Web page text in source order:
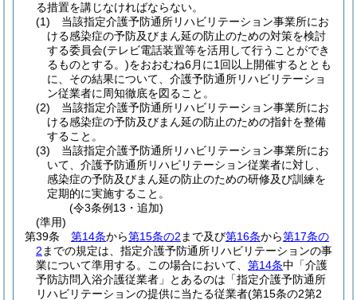
る措置を講じなければならない。
(1)
当該指定介護予防通所リハビリテーション事業所にお
ける感染症の予防及びまん延の防止のための対策を検討
する委員会(テレビ電話装置等を活用して行うことができ
るものとする。)をおおむね6月に1回以上開催するととも
に、その結果について、介護予防通所リハビリテーショ
ン従業者に周知徹底を図ること。
(2)
当該指定介護予防通所リハビリテーション事業所にお
ける感染症の予防及びまん延の防止のための指針を整備
すること。
(3)
当該指定介護予防通所リハビリテーション事業所にお
いて、介護予防通所リハビリテーション従業者に対し、
感染症の予防及びまん延の防止のための研修及び訓練を
定期的に実施すること。
(令3条例13・追加)
(準用)
第39条
第14条から第15条の2 まで及び第16条から第17条の
2 までの規定は、指定介護予防通所リハビリテーションの事
業について準用する。
この場合において、 第14条中「介護
予防訪問入浴介護従業者」とあるのは「指定介護予防通所
リハビリテーションの提供に当たる従業者(第15条の2第2